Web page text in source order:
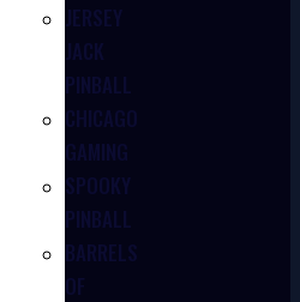
JERSEY
JACK
PINBALL
CHICAGO
GAMING
SPOOKY
PINBALL
BARRELS
OF